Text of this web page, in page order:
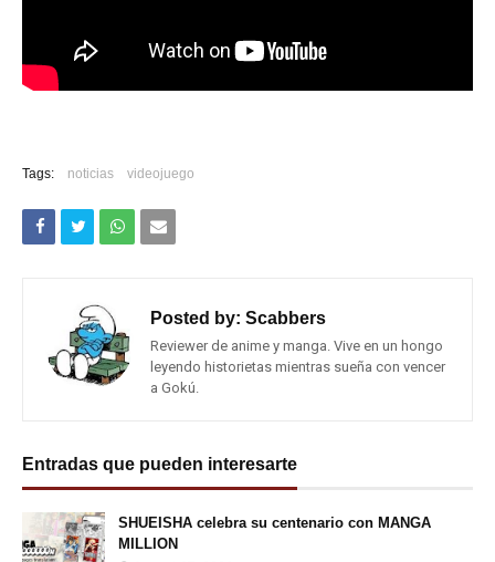
Tags: noticias videojuego
Posted by: Scabbers
Reviewer de anime y manga. Vive en un hongo
leyendo historietas mientras sueña con vencer
a Gokú.
Entradas que pueden interesarte
SHUEISHA celebra su centenario con MANGA
MILLION